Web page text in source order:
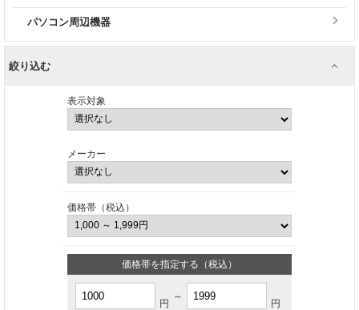
パソコン周辺機器
絞り込む
表示対象
メーカー
価格帯（税込）
価格帯を指定する（税込）
円
～
円